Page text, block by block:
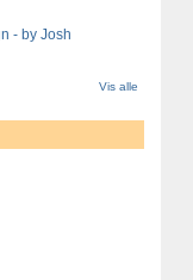
- by Josh
Vis alle